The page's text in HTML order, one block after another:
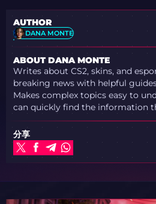
AUTHOR
DANA MONTE
ABOUT DANA MONTE
Writes about CS2, skins, and
breaking news with helpful
Makes complex topics easy to
can quickly find the information
分享